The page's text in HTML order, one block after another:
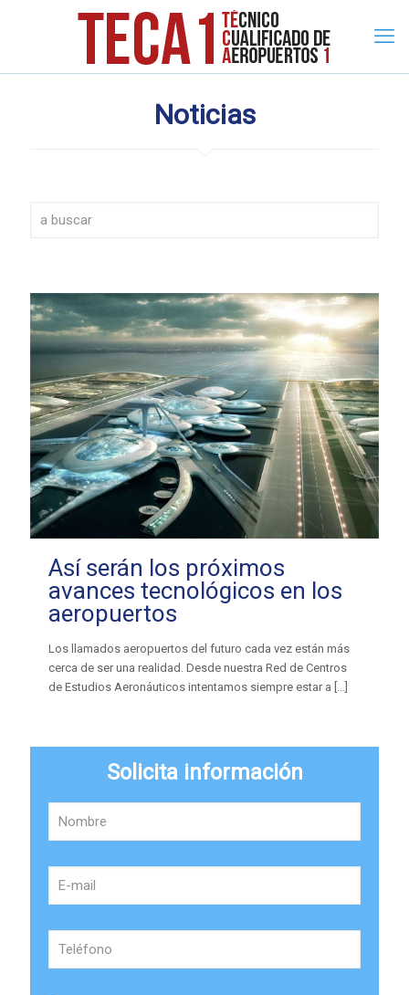
Noticias
Así serán los próximos
avances tecnológicos en los
aeropuertos
Los llamados aeropuertos del futuro cada vez están más
cerca de ser una realidad. Desde nuestra Red de Centros
de Estudios Aeronáuticos intentamos siempre estar a […]
Solicita información